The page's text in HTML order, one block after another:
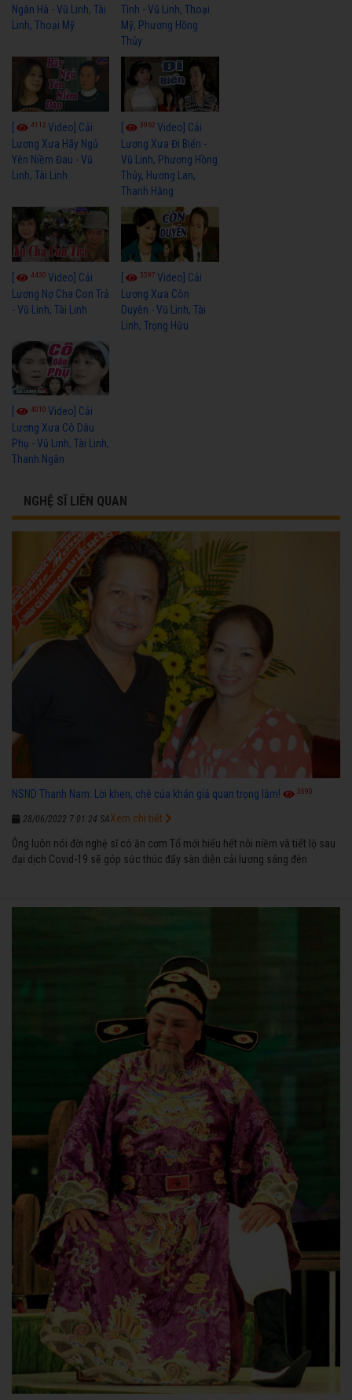
Ngân Hà - Vũ Linh, Tài
Linh, Thoại Mỹ
Tình - Vũ Linh, Thoại
Mỹ, Phương Hồng
Thủy
[ 4112 Video] Cải
Lương Xưa Hãy Ngủ
Yên Niềm Đau - Vũ
Linh, Tài Linh
[ 3962Video] Cải
Lương Xưa Đi Biển -
Vũ Linh, Phương Hồng
Thủy, Hương Lan,
Thanh Hằng
[ 4430 Video] Cải
Lương Nợ Cha Con Trả
- Vũ Linh, Tài Linh
[ 3597Video] Cải
Lương Xưa Còn
Duyên - Vũ Linh, Tài
Linh, Trọng Hữu
4010 Video] Cải
Lương Xưa Cô Dâu
Phụ - Vũ Linh, Tài Linh,
Thanh Ngân
NGHỆ SĨ LIÊN QUAN
NSND Thanh Nam: Lời khen, chê của khán giả quan trọng lắm! 3590
28/06/2022 7:01:24 SA
Ông luôn nói đời nghệ sĩ có ăn cơm Tổ mới hiểu hết nỗi niềm và tiết lộ sau
đại dịch Covid-19 sẽ góp sức thúc đẩy sàn diễn cải lương sáng đèn
Xem chi tiết